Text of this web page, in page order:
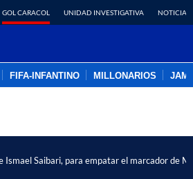
GOL CARACOL UNIDAD INVESTIGATIVA NOTICIAS
FIFA-INFANTINO MILLONARIOS
Ismael Saibari, para empatar el marcador de